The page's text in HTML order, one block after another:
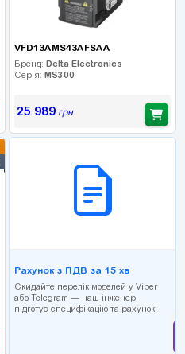
VFD13AMS43AFSAA
Бренд: Delta Electronics
Серія: MS300
25 989грн
Рахунок з ПДВ за 15 хв
Скидайте перелік моделей у Viber
або Telegram — наш інженер
підготує специфікацію та рахунок.